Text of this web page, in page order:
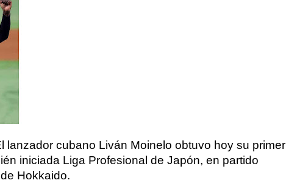
lanzador cubano Liván Moinelo obtuvo hoy su primer
iniciada Liga Profesional de Japón, en partido
Hokkaido.